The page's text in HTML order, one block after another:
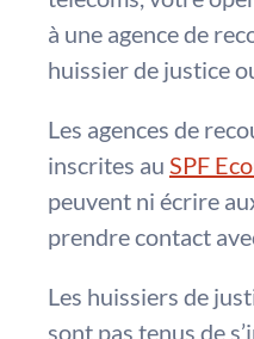
à une agence de
huissier de justice
Les agences de
inscrites au SPF
peuvent ni écrire
prendre contact
Les huissiers de
sont pas tenus de